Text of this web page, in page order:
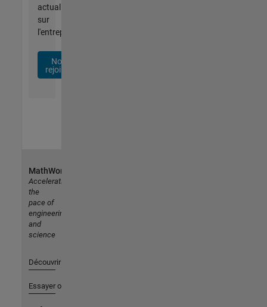
actualités
sur
l'entreprise.
Nous
rejoindre
MathWorks
Accelerating
the
pace of
engineering
and
science
Découvrir les produits
Essayer ou acheter